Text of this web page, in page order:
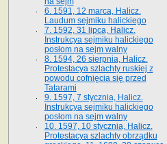
6. 1591, 12 marca, Halicz.
Laudum sejmiku halickiego
7. 1592, 31 lipca, Halicz.
Instrukcya sejmiku halickiego
posłom na sejm walny
8. 1594, 26 sierpnia, Halicz.
Protestacya szlachty ruskiej z
powodu cofnięcia się przed
Tatarami
9. 1597, 7 stycznia, Halicz.
Instrukcya sejmiku halickiego
posłom na sejm walny
10. 1597, 10 stycznia, Halicz.
Protestacya szlachty obrządku